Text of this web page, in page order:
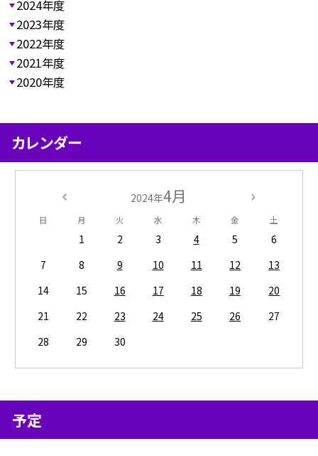
2024年度
2023年度
2022年度
2021年度
2020年度
カレンダー
2024年4月
日 月 火 水 木 金 土
1 2 3 4 5
6
7
8 9 10 11 12
13
14
15 16 17 18 19
20
21
22 23 24 25 26
27
28
29 30
予定